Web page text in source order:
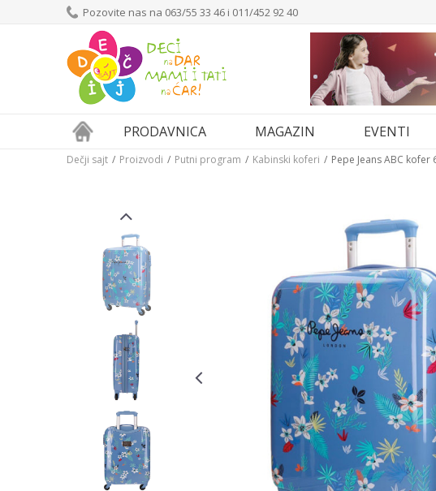
Pozovite nas na 063/55 33 46 i 011/452 92 40
PRODAVNICA MAGAZIN EVENTI
Dečji sajt Proizvodi Putni program Kabinski koferi Pepe Jeans ABC kofer